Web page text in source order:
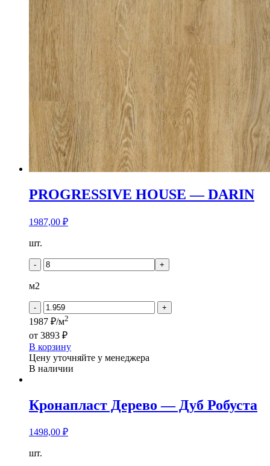
PROGRESSIVE HOUSE — DARIN
1987,00 ₽
Количество
PROGRESSIVE
-
шт.
- +
м2
- +
1987 ₽/м2
от 3893 ₽
В корзину
Цену уточняйте у менеджера
В наличии
Кронапласт Дерево — Дуб Робуста
1498,00 ₽
Количество
шт.